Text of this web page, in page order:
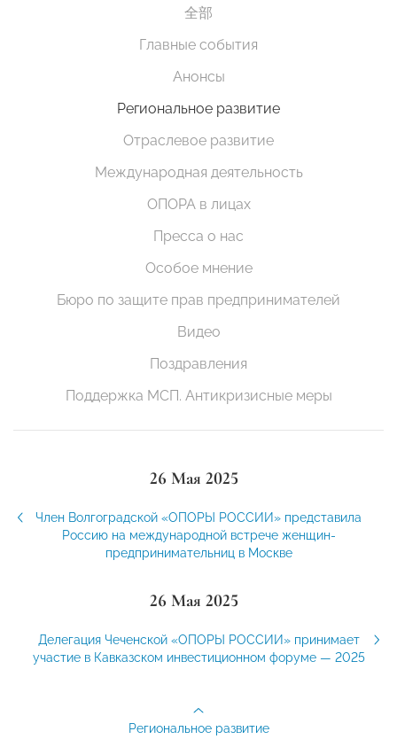
全部
Главные события
Анонсы
Региональное развитие
Отраслевое развитие
Международная деятельность
ОПОРА в лицах
Пресса о нас
Особое мнение
Бюро по защите прав предпринимателей
Видео
Поздравления
Поддержка МСП. Антикризисные меры
26 Мая 2025
Член Волгоградской «ОПОРЫ РОССИИ» представила
Россию на международной встрече женщин-
предпринимательниц в Москве
26 Мая 2025
Делегация Чеченской «ОПОРЫ РОССИИ» принимает
участие в Кавказском инвестиционном форуме — 2025
Региональное развитие